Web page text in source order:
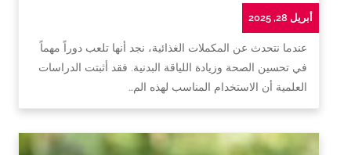
أبريل 28, 2025
عندما نتحدث عن المكملات الغذائية، نجد أنها تلعب دوراً مهماً
في تحسين الصحة وزيادة اللياقة البدنية. فقد أثبتت الدراسات
العلمية أن الاستخدام المناسب لهذه الم…